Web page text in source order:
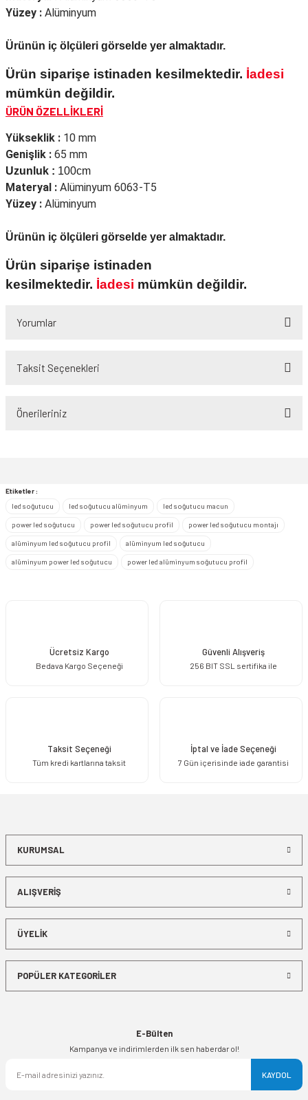
Yüzey : Alüminyum
Ürünün iç ölçüleri görselde yer almaktadır.
Ürün siparişe istinaden kesilmektedir. İadesi
mümkün değildir.
ÜRÜN ÖZELLİKLERİ
Yükseklik : 10 mm
Genişlik : 65 mm
Uzunluk : 100cm
Materyal : Alüminyum 6063-T5
Yüzey : Alüminyum
Ürünün iç ölçüleri görselde yer almaktadır.
Ürün siparişe istinaden
kesilmektedir. İadesi mümkün değildir.
Yorumlar
Taksit Seçenekleri
Önerileriniz
Ürün bilgilerinde hatalar bulunuyor.
Etiketler :
led soğutucu
led soğutucu alüminyum led soğutucu macun
power led soğutucu power led soğutucu profil power led soğutucu montajı
alüminyum led soğutucu profil alüminyum led soğutucu
alüminyum power led soğutucu power led alüminyum soğutucu profil
Ücretsiz Kargo
Bedava Kargo Seçeneği
Güvenli Alışveriş
256 BIT SSL sertifika ile
Taksit Seçeneği
Tüm kredi kartlarına taksit
İptal ve İade Seçeneği
7 Gün içerisinde iade garantisi
KURUMSAL
ALIŞVERİŞ
ÜYELİK
POPÜLER KATEGORİLER
E-Bülten
Kampanya ve indirimlerden ilk sen haberdar ol!
KAYDOL